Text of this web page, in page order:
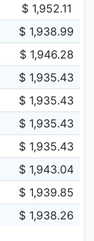
$ 1,952.11
$ 1,938.99
$ 1,946.28
$ 1,935.43
$ 1,935.43
$ 1,935.43
$ 1,935.43
$ 1,943.04
$ 1,939.85
$ 1,938.26